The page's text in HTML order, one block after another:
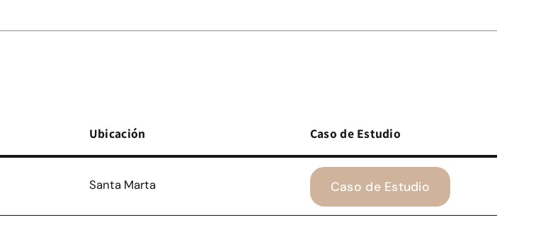
Ubicación Caso de Estudio
Santa Marta Caso de Estudio